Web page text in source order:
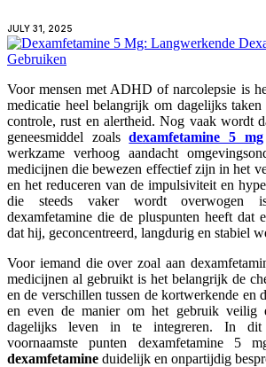
JULY 31, 2025
Voor mensen met ADHD of narcolepsie is
medicatie heel belangrijk om dagelijks
controle, rust en alertheid. Nog vaak wordt
geneesmiddel zoalsdexamfetamine 5 mg
werkzame verhoog aandacht
medicijnen die bewezen effectief zijn in het
en het reduceren van de impulsiviteit en
die steeds vaker wordt overwogen
dexamfetamine die de pluspunten heeft dat
dat hij, geconcentreerd, langdurig en stabiel
Voor iemand die over zoal aan
medicijnen al gebruikt is het belangrijk de
en de verschillen tussen de kortwerkende en
en even de manier om het gebruik veilig
dagelijks leven in te integreren. In
voornaamste punten dexamfetamine 5
dexamfetamine duidelijk en onpartijdig